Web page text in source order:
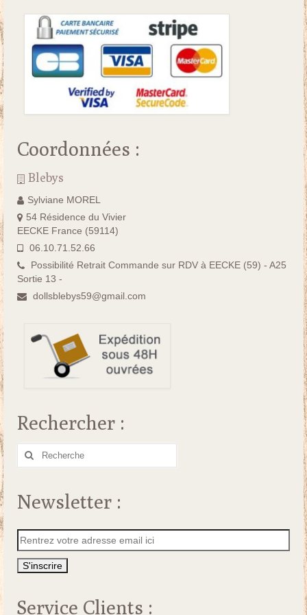
Coordonnées :
Blebys
Sylviane MOREL
54 Résidence du Vivier
EECKE France (59114)
06.10.71.52.66
Possibilité Retrait Commande sur RDV à EECKE (59) - A25
Sortie 13 -
dollsblebys59@gmail.com
Rechercher :
Rechercher
Newsletter :
Service Clients :